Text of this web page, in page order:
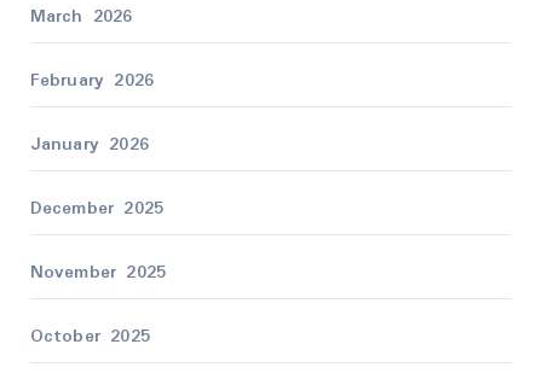
March 2026
February 2026
January 2026
December 2025
November 2025
October 2025